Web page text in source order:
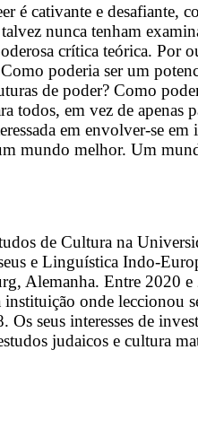
é cativante e desafiante,
nunca tenham
crítica teórica. Por
poderia ser um
de poder? Como
todos, em vez de apenas
em envolver-se
mundo melhor. Um
de Cultura na
e Linguística Indo-
Alemanha. Entre 2020
instituição onde leccionou
Os seus interesses de
judaicos e cultura